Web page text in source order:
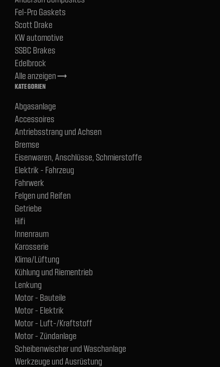
Fel-Pro Gaskets
Scott Drake
KW automotive
SSBC Brakes
Edelbrock
Alle anzeigentrending_flat
KATEGORIEN
Abgasanlage
Accessoires
Antriebsstrang und Achsen
Bremse
Eisenwaren, Anschlüsse, Schmierstoffe
Elektrik - Fahrzeug
Fahrwerk
Felgen und Reifen
Getriebe
Hifi
Innenraum
Karosserie
Klima/Lüftung
Kühlung und Riementrieb
Lenkung
Motor - Bauteile
Motor - Elektrik
Motor - Luft-/Kraftstoff
Motor - Zündanlage
Scheibenwischer und Waschanlage
Werkzeuge und Ausrüstung